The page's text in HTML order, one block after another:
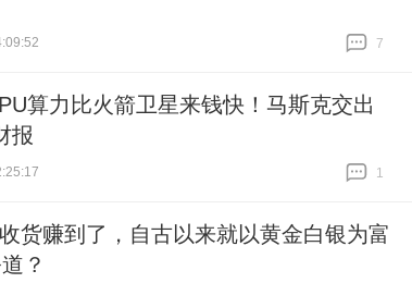
7
算力比火箭卫星来钱快！马斯克交出
报
1
货赚到了，自古以来就以黄金白银为富
？